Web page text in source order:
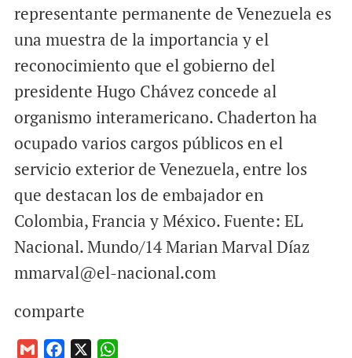
representante permanente de Venezuela es
una muestra de la importancia y el
reconocimiento que el gobierno del
presidente Hugo Chávez concede al
organismo interamericano. Chaderton ha
ocupado varios cargos públicos en el
servicio exterior de Venezuela, entre los
que destacan los de embajador en
Colombia, Francia y México. Fuente: EL
Nacional. Mundo/14 Marian Marval Díaz
mmarval@el-nacional.com
comparte